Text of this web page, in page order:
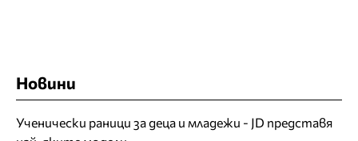
Новини
Ученически раници за деца и младежи - JD представя